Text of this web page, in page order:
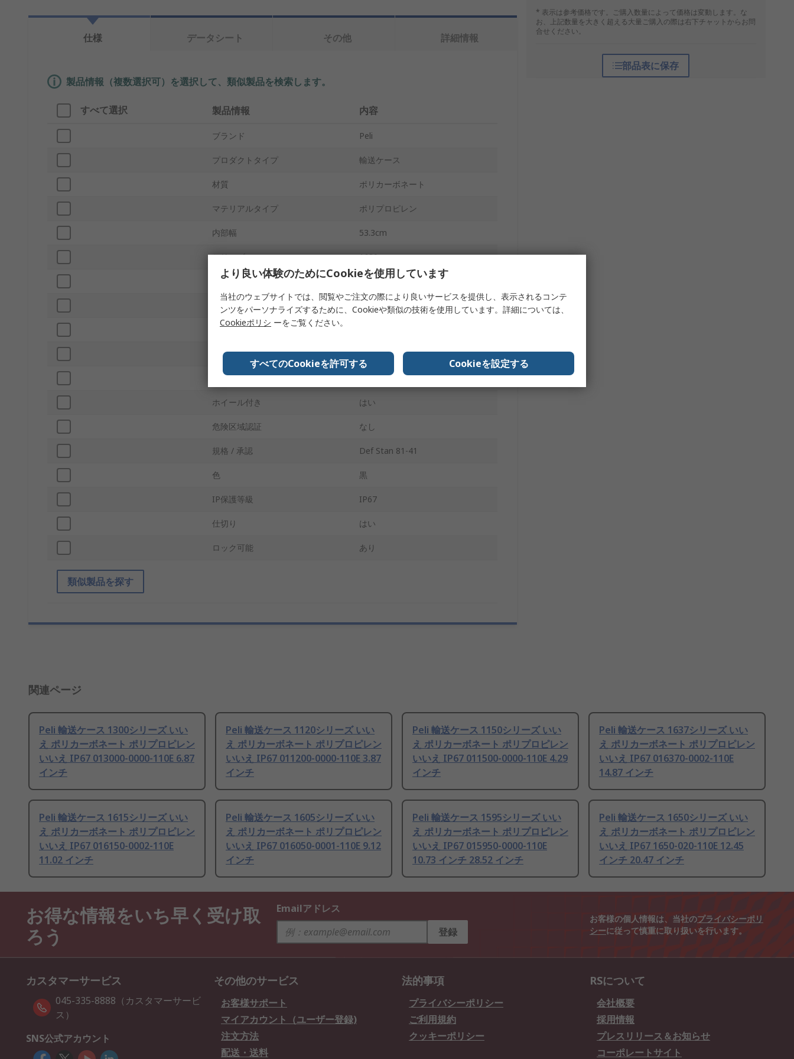
* 表示は参考価格です。ご購入数量によって価格は変動します。な
お、上記数量を大きく超える大量ご購入の際は右下チャットからお問
合せください。
部品表に保存
仕様 データシート その他 詳細情報
製品情報（複数選択可）を選択して、類似製品を検索します。
すべて選択 製品情報 内容
ブランド Peli
プロダクトタイプ 輸送ケース
材質 ポリカーボネート
マテリアルタイプ ポリプロピレン
内部幅 53.3cm
シリーズ 1630
内部深さ 394mm
防水 いいえ
外形の奥行き
フォーム、 はい
ケース重量 16.3kg
ホイール付き はい
危険区域認証 なし
規格 / 承認 Def Stan 81-41
色 黒
IP保護等級 IP67
仕切り はい
ロック可能 あり
類似製品を探す
関連ページ
Peli 輸送ケース 1300シリーズ いい
え ポリカーボネート ポリプロピレン
いいえ IP67 013000-0000-110E 6.87
インチ
Peli 輸送ケース 1120シリーズ いい
え ポリカーボネート ポリプロピレン
いいえ IP67 011200-0000-110E 3.87
インチ
Peli 輸送ケース 1150シリーズ いい
え ポリカーボネート ポリプロピレン
いいえ IP67 011500-0000-110E 4.29
インチ
Peli 輸送ケース 1637シリーズ いい
え ポリカーボネート ポリプロピレン
いいえ IP67 016370-0002-110E
14.87 インチ
Peli 輸送ケース 1615シリーズ いい
え ポリカーボネート ポリプロピレン
いいえ IP67 016150-0002-110E
11.02 インチ
Peli 輸送ケース 1605シリーズ いい
え ポリカーボネート ポリプロピレン
いいえ IP67 016050-0001-110E 9.12
インチ
Peli 輸送ケース 1595シリーズ いい
え ポリカーボネート ポリプロピレン
いいえ IP67 015950-0000-110E
10.73 インチ 28.52 インチ
Peli 輸送ケース 1650シリーズ いい
え ポリカーボネート ポリプロピレン
いいえ IP67 1650-020-110E 12.45
インチ 20.47 インチ
お得な情報をいち早く受け取
ろう
Emailアドレス
登録
お客様の個人情報は、当社のプライバシーポリ
シーに従って慎重に取り扱いを行います。
カスタマーサービス
045-335-8888（カスタマーサービ
ス）
SNS公式アカウント
その他のサービス
お客様サポート
マイアカウント（ユーザー登録)
注文方法
配送・送料
法的事項
プライバシーポリシー
ご利用規約
クッキーポリシー
RSについて
会社概要
採用情報
プレスリリース＆お知らせ
コーポレートサイト
より良い体験のためにCookieを使用しています
当社のウェブサイトでは、閲覧やご注文の際により良いサービスを提供し、表示されるコンテ
ンツをパーソナライズするために、Cookieや類似の技術を使用しています。詳細については、
Cookieポリシ ーをご覧ください。
すべてのCookieを許可する Cookieを設定する